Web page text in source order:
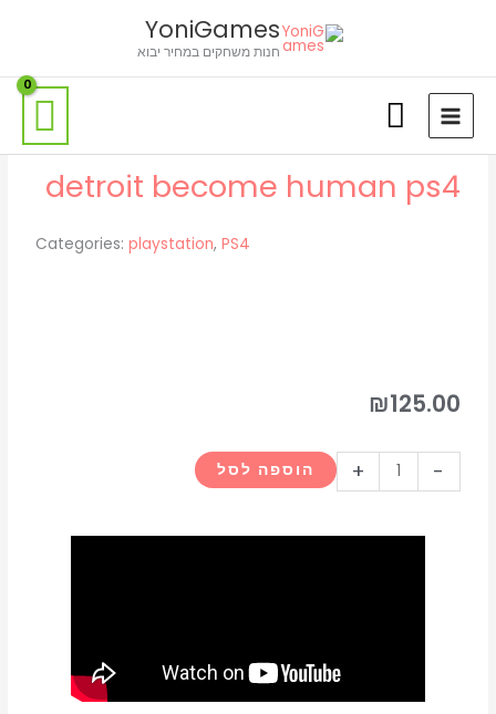
YoniGames
חנות משחקים במחיר יבוא
detroit become human ps4
Categories: playstation,PS4
₪125.00
-
של
+ הוספה לסל